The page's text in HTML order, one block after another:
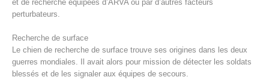
Direction
et de recherche équipées d’ARVA ou par d’autres facteurs
perturbateurs.
Recherche de surface
Le chien de recherche de surface trouve ses origines dans les deux
guerres mondiales. Il avait alors pour mission de détecter les soldats
blessés et de les signaler aux équipes de secours.